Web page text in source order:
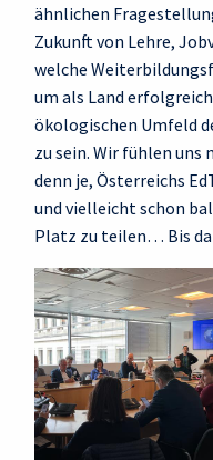
ähnlichen
Zukunft von Lehre,
welche
um als Land
ökologischen Umfeld
zu sein. Wir fühlen uns
denn je, Österreichs
und vielleicht schon
Platz zu teilen… Bis